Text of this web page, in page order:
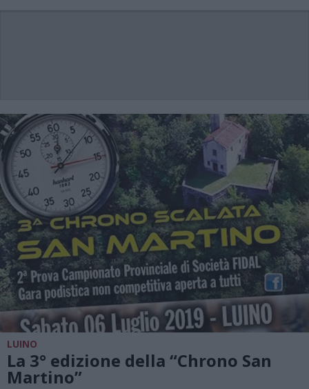
LUINO
La 3° edizione della “Chrono San
Martino”